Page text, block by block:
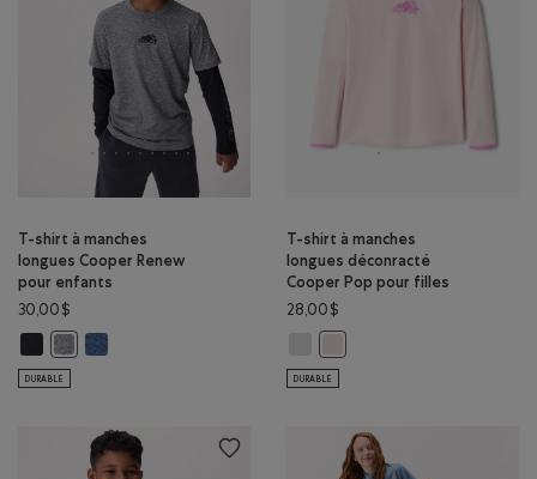
T-shirt à manches
longues Cooper Renew
pour enfants
30,00$
T-shirt à manches longues Cooper Renew pour enfants: NOIR Couleur
T-shirt à manches longues Cooper Renew pour enfants: SEL ET
DURABLE
T-shirt à manches
longues déconracté
Cooper Pop pour filles
28,00$
DURABLE